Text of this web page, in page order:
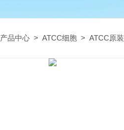
产品中心 > ATCC细胞 > ATCC原